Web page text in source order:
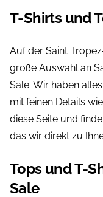
T-Shirts und
Auf der Saint
große Auswahl an
Sale. Wir haben
mit feinen Details
diese Seite und
das wir direkt zu
Tops und T-
Sale